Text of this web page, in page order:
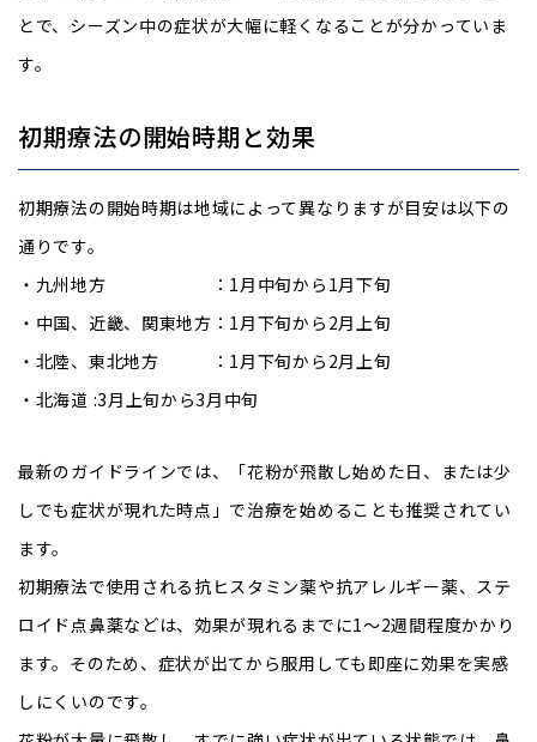
とで、シーズン中の症状が大幅に軽くなることが分かっていま
す。
初期療法の開始時期と効果
初期療法の開始時期は地域によって異なりますが目安は以下の
通りです。
・九州地方 ：1月中旬から1月下旬
・中国、近畿、関東地方：1月下旬から2月上旬
・北陸、東北地方 ：1月下旬から2月上旬
・北海道 :3月上旬から3月中旬
最新のガイドラインでは、「花粉が飛散し始めた日、または少
しでも症状が現れた時点」で治療を始めることも推奨されてい
ます。
初期療法で使用される抗ヒスタミン薬や抗アレルギー薬、ステ
ロイド点鼻薬などは、効果が現れるまでに1〜2週間程度かかり
ます。そのため、症状が出てから服用しても即座に効果を実感
しにくいのです。